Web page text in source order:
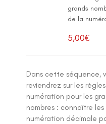
grands
de la
5,00€
Dans cette séquence,
reviendrez sur les
numération pour les
nombres : connaître
numération décimale